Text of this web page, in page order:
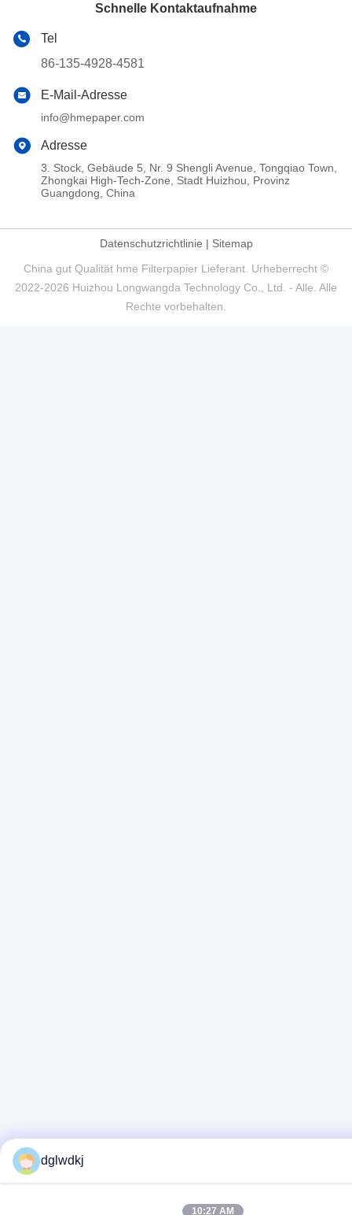
Schnelle Kontaktaufnahme
Tel
86-135-4928-4581
E-Mail-Adresse
info@hmepaper.com
Adresse
3. Stock, Gebäude 5, Nr. 9 Shengli Avenue, Tongqiao Town,
Zhongkai High-Tech-Zone, Stadt Huizhou, Provinz
Guangdong, China
Datenschutzrichtlinie | Sitemap
China gut Qualität hme Filterpapier Lieferant. Urheberrecht ©
2022-2026 Huizhou Longwangda Technology Co., Ltd. - Alle. Alle
Rechte vorbehalten.
dglwdkj
10:27 AM